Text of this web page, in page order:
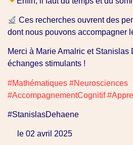
Ces recherches ouvrent des
dont nous pouvons accompagner
Merci à Marie Amalric et Stanislas
échanges stimulants !
#Mathématiques #Neurosciences
#AccompagnementCognitif #
#StanislasDehaene
le 02 avril 2025